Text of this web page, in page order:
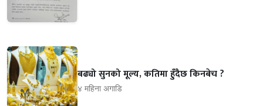
बढ्यो सुनको मूल्य, कतिमा हुँदैछ किनबेच ?
४ महिना अगाडि